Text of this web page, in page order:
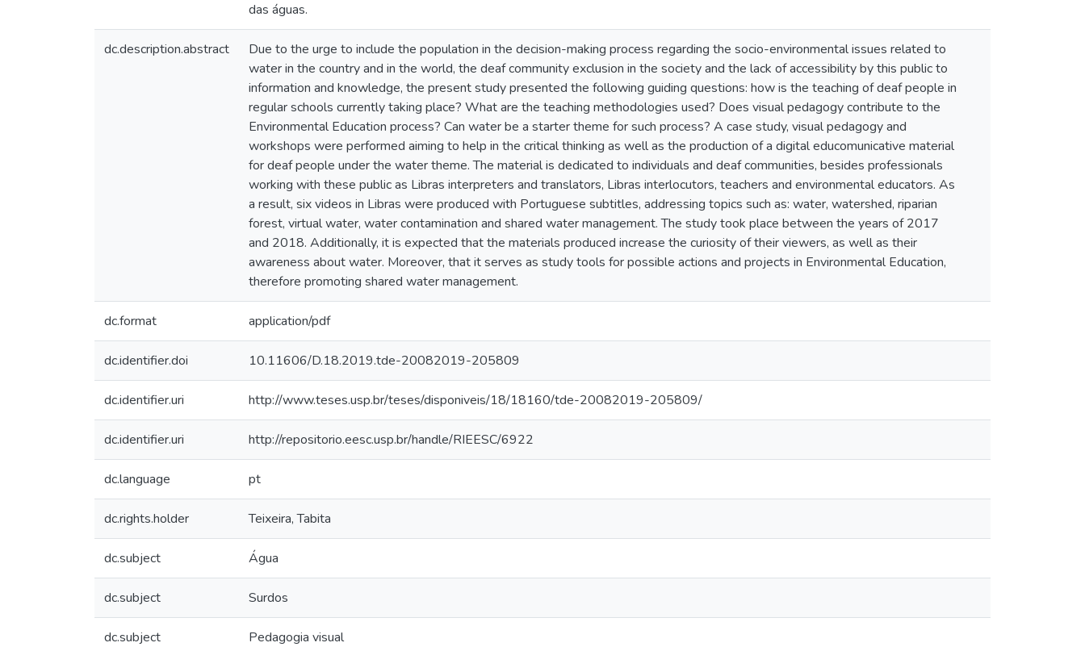
das águas.
dc.description.abstract
Due to the urge to include the population in the decision-making process regarding the socio-environmental issues related to
water in the country and in the world, the deaf community exclusion in the society and the lack of accessibility by this public to
information and knowledge, the present study presented the following guiding questions: how is the teaching of deaf people in
regular schools currently taking place? What are the teaching methodologies used? Does visual pedagogy contribute to the
Environmental Education process? Can water be a starter theme for such process? A case study, visual pedagogy and
workshops were performed aiming to help in the critical thinking as well as the production of a digital educomunicative material
for deaf people under the water theme. The material is dedicated to individuals and deaf communities, besides professionals
working with these public as Libras interpreters and translators, Libras interlocutors, teachers and environmental educators. As
a result, six videos in Libras were produced with Portuguese subtitles, addressing topics such as: water, watershed, riparian
forest, virtual water, water contamination and shared water management. The study took place between the years of 2017
and 2018. Additionally, it is expected that the materials produced increase the curiosity of their viewers, as well as their
awareness about water. Moreover, that it serves as study tools for possible actions and projects in Environmental Education,
therefore promoting shared water management.
dc.format application/pdf
dc.identifier.doi 10.11606/D.18.2019.tde-20082019-205809
dc.identifier.uri http://www.teses.usp.br/teses/disponiveis/18/18160/tde-20082019-205809/
dc.identifier.uri http://repositorio.eesc.usp.br/handle/RIEESC/6922
dc.language pt
dc.rights.holder Teixeira, Tabita
dc.subject Água
dc.subject Surdos
dc.subject Pedagogia visual